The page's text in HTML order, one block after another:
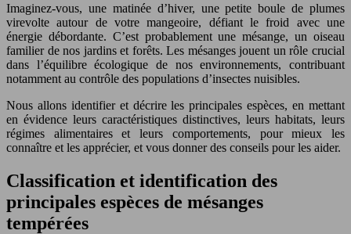
Imaginez-vous, une matinée d’hiver, une petite boule de plumes
virevolte autour de votre mangeoire, défiant le froid avec une
énergie débordante. C’est probablement une mésange, un oiseau
familier de nos jardins et forêts. Les mésanges jouent un rôle crucial
dans l’équilibre écologique de nos environnements, contribuant
notamment au contrôle des populations d’insectes nuisibles.
Nous allons identifier et décrire les principales espèces, en mettant
en évidence leurs caractéristiques distinctives, leurs habitats, leurs
régimes alimentaires et leurs comportements, pour mieux les
connaître et les apprécier, et vous donner des conseils pour les aider.
Classification et identification des
principales espèces de mésanges
tempérées